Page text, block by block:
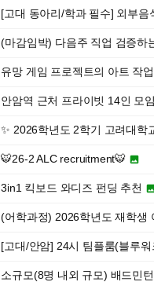
[고대 동아리/학과 필수] 외부
(마감임박) 다음주 직업 검증하
유망 게임 프로젝트의 아트 작
안암역 근처 프라이빗 14인 모
✨ 2026학년도 2학기 고려대학
🐯26-2 ALC recruitment🐯 
3in1 킥보드 와디즈 펀딩 추천
(어학과정) 2026학년도 재학생
[고대/안암] 24시 팀플룸(블루워
소규모(8명 내외 규모) 배드민